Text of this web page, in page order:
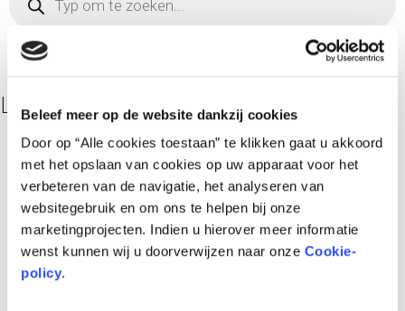
Beleef meer op de website dankzij cookies
Door op “Alle cookies toestaan” te klikken gaat u akkoord
met het opslaan van cookies op uw apparaat voor het
verbeteren van de navigatie, het analyseren van
websitegebruik en om ons te helpen bij onze
marketingprojecten. Indien u hierover meer informatie
wenst kunnen wij u doorverwijzen naar onze Cookie-
policy.
Louca – Integrale Deel 1
€39,95
in stock
TOEV
OEGE
N
AAN
ELWA